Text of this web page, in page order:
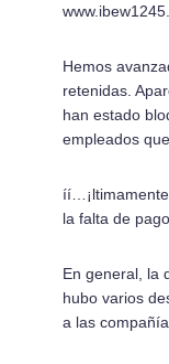
Hemos
retenidas.
han estado
empleados
la falta de
En general, la
hubo varios
a las